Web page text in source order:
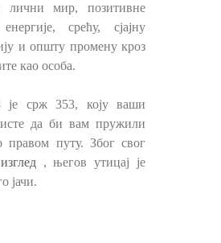
лични мир, позитивне
срећу, сјајну
и општу промену кроз
као особа.
је срж 353, коју ваши
да би вам пружили
правом путу. Због свог
, његов утицај је
јачи.